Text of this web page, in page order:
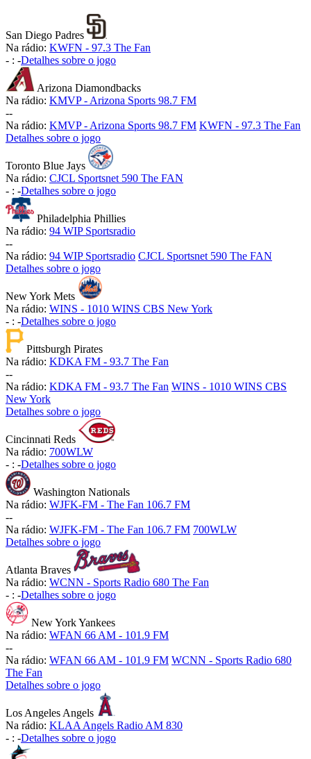
San Diego Padres
Na rádio: KWFN - 97.3 The Fan
- : -Detalhes sobre o jogo
Arizona Diamondbacks
Na rádio: KMVP - Arizona Sports 98.7 FM
--
Na rádio: KMVP - Arizona Sports 98.7 FM KWFN - 97.3 The Fan
Detalhes sobre o jogo
Toronto Blue Jays
Na rádio: CJCL Sportsnet 590 The FAN
- : -Detalhes sobre o jogo
Philadelphia Phillies
Na rádio: 94 WIP Sportsradio
--
Na rádio: 94 WIP Sportsradio CJCL Sportsnet 590 The FAN
Detalhes sobre o jogo
New York Mets
Na rádio: WINS - 1010 WINS CBS New York
- : -Detalhes sobre o jogo
Pittsburgh Pirates
Na rádio: KDKA FM - 93.7 The Fan
--
Na rádio: KDKA FM - 93.7 The Fan WINS - 1010 WINS CBS
New York
Detalhes sobre o jogo
Cincinnati Reds
Na rádio: 700WLW
- : -Detalhes sobre o jogo
Washington Nationals
Na rádio: WJFK-FM - The Fan 106.7 FM
--
Na rádio: WJFK-FM - The Fan 106.7 FM 700WLW
Detalhes sobre o jogo
Atlanta Braves
Na rádio: WCNN - Sports Radio 680 The Fan
- : -Detalhes sobre o jogo
New York Yankees
Na rádio: WFAN 66 AM - 101.9 FM
--
Na rádio: WFAN 66 AM - 101.9 FM WCNN - Sports Radio 680
The Fan
Detalhes sobre o jogo
Los Angeles Angels
Na rádio: KLAA Angels Radio AM 830
- : -Detalhes sobre o jogo